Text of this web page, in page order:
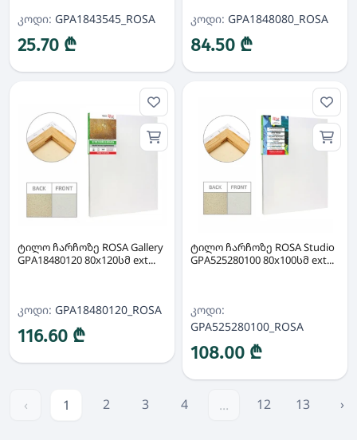
კოდი: GPA1843545_ROSA
25.70 ₾
კოდი: GPA1848080_ROSA
84.50 ₾
ტილო ჩარჩოზე ROSA Gallery
GPA18480120 80x120სმ ext...
კოდი: GPA18480120_ROSA
116.60 ₾
ტილო ჩარჩოზე ROSA Studio
GPA525280100 80x100სმ ext...
კოდი:
GPA525280100_ROSA
108.00 ₾
‹ 1 2 3 4 ... 12 13 ›